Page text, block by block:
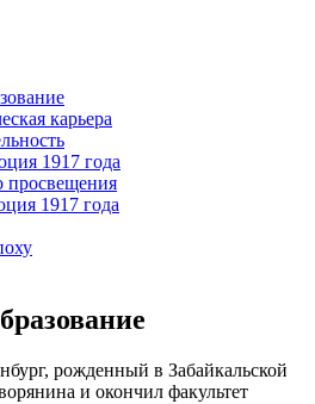
карьера
1917 года
просвещения
1917 года
рожденный в Забайкальской
и окончил факультет